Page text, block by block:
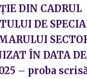
DIN CADRUL
DE
ÎN DATA DE
– proba